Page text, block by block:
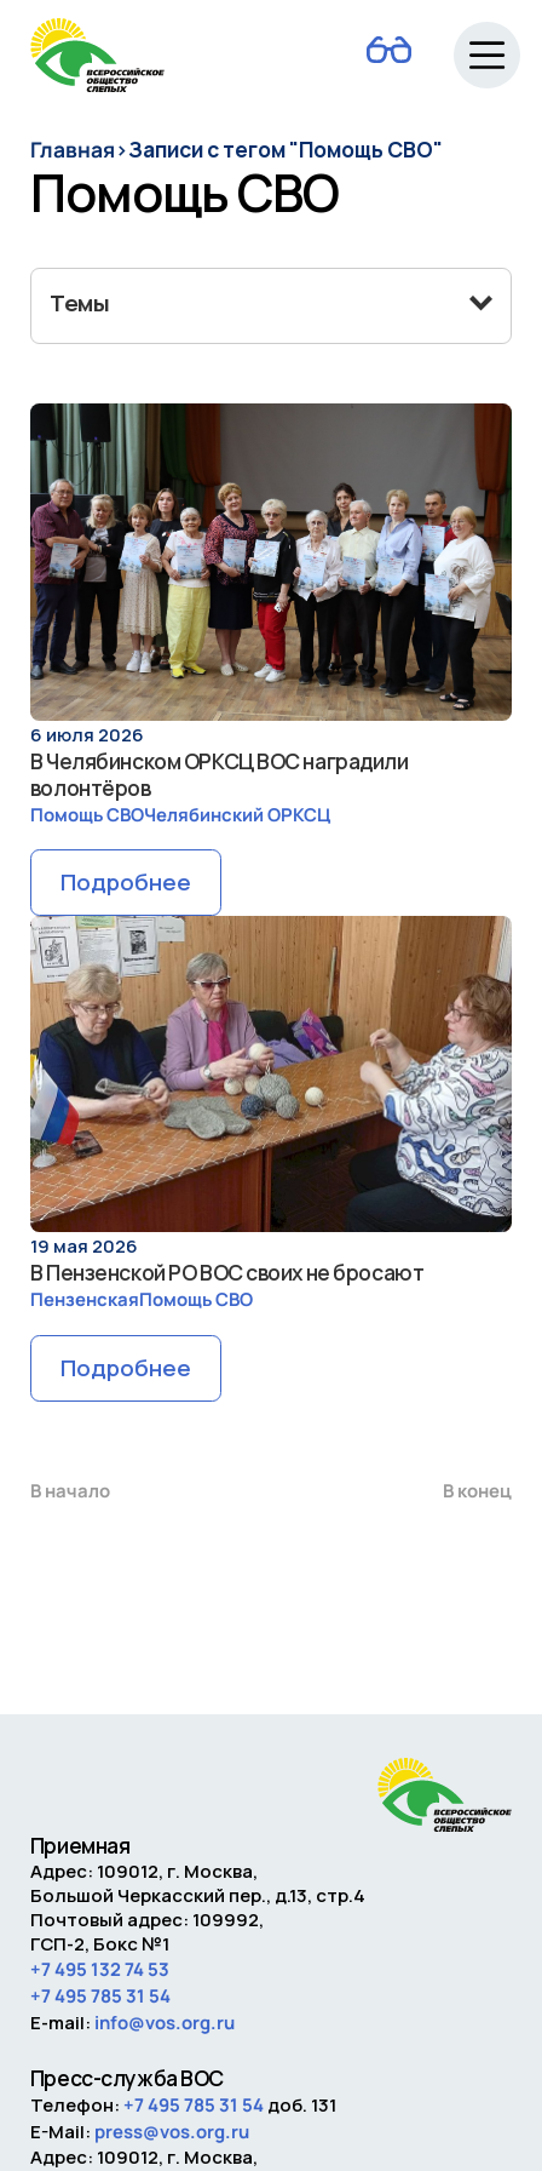
О ВОС
Руководство
Людям с
инвалидностью
СМИ ВОС
Деятельность
Промышленность
Главная›Записи с тегом "Помощь СВО"
Помощь СВО
6 июля 2026
В Челябинском ОРКСЦ ВОС наградили
волонтёров
Помощь СВОЧелябинский ОРКСЦ
Подробнее
19 мая 2026
В Пензенской РО ВОС своих не бросают
ПензенскаяПомощь СВО
Подробнее
Темы
В нaчaло В конец
Приемная
Адрес: 109012, г. Москва,
Большой Черкасский пер., д.13, стр.4
Почтовый адрес: 109992,
ГСП-2, Бокс №1
+7 495 132 74 53
+7 495 785 31 54
E-mail: info@vos.org.ru
Пресс-служба ВОС
Телефон: +7 495 785 31 54доб. 131
E-Mail: press@vos.org.ru
Адрес: 109012, г. Москва,